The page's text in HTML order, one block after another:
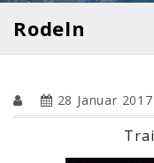
Rodeln
28 Januar 2017